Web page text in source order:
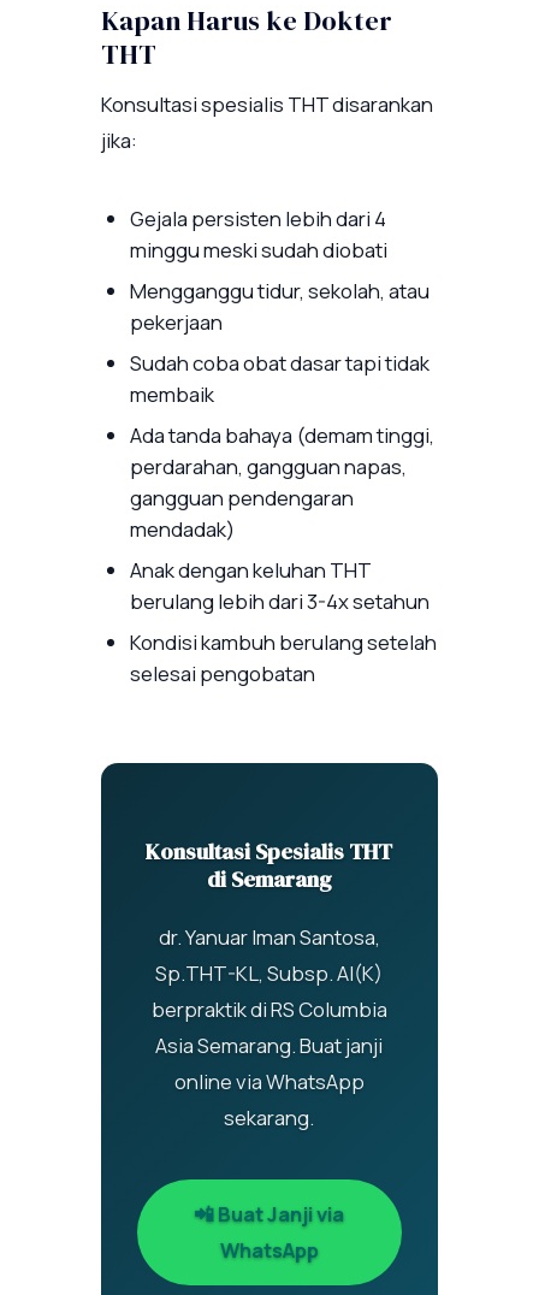
Kapan Harus ke Dokter
THT
Konsultasi spesialis THT disarankan
jika:
Gejala persisten lebih dari 4
minggu meski sudah diobati
Mengganggu tidur, sekolah, atau
pekerjaan
Sudah coba obat dasar tapi tidak
membaik
Ada tanda bahaya (demam tinggi,
perdarahan, gangguan napas,
gangguan pendengaran
mendadak)
Anak dengan keluhan THT
berulang lebih dari 3-4x setahun
Kondisi kambuh berulang setelah
selesai pengobatan
Konsultasi Spesialis THT
di Semarang
dr. Yanuar Iman Santosa,
Sp.THT-KL, Subsp. AI(K)
berpraktik di RS Columbia
Asia Semarang. Buat janji
online via WhatsApp
sekarang.
📲 Buat Janji via
WhatsApp